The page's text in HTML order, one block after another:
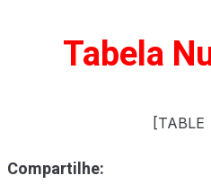
Tabela
[TABLE
Compartilhe: